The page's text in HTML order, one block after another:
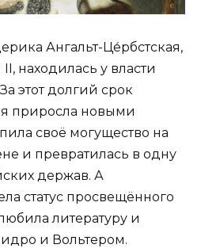
Ангальт-Це́рбстская,
находилась у власти
этот долгий срок
приросла новыми
своё могущество на
и превратилась в одну
держав. А
статус просвещённого
литературу и
и Вольтером.